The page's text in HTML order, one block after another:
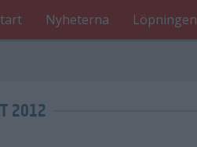
Nyheterna Löpningen
2012